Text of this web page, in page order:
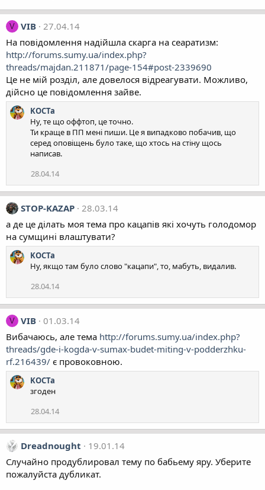
V VIB 27.04.14
На повідомлення надійшла скарга на сеаратизм:
http://forums.sumy.ua/index.php?
threads/majdan.211871/page-154#post-2339690
Це не мій розділ, але довелося відреагувати. Можливо,
дійсно це повідомлення зайве.
KOCTa
Ну, те що оффтоп, це точно.
Ти краще в ПП мені пиши. Це я випадково побачив, що
серед оповіщень було таке, що хтось на стіну щось
написав.
28.04.14
STOP-KAZAP 28.03.14
а де це ділать моя тема про кацапів які хочуть голодомор
на сумщині влаштувати?
KOCTa
Ну, якщо там було слово "кацапи", то, мабуть, видалив.
28.04.14
V VIB 01.03.14
Вибачаюсь, але тема http://forums.sumy.ua/index.php?
threads/gde-i-kogda-v-sumax-budet-miting-v-podderzhku-
rf.216439/ є провоковною.
KOCTa
згоден
28.04.14
Dreadnought
19.01.14
Случайно продублировал тему по бабьему яру. Уберите
пожалуйста дубликат.